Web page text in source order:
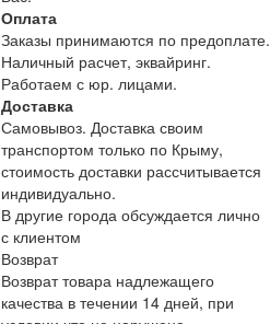
Оплата
Заказы принимаются по предоплате.
Наличный расчет, эквайринг.
Работаем с юр. лицами.
Доставка
Самовывоз. Доставка своим
транспортом только по Крыму,
стоимость доставки рассчитывается
индивидуально.
В другие города обсуждается лично
с клиентом
Возврат
Возврат товара надлежащего
качества в течении 14 дней, при